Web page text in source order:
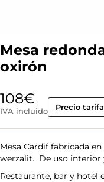
Mesa
oxirón
108€
IVA incluido Precio
Mesa Cardif fabricada
werzalit. De uso interior
Restaurante, bar y hotel